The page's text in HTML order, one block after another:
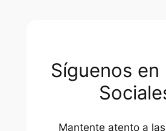
Síguenos en
Mantente atento a